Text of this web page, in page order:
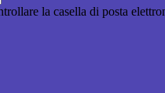
la casella di posta